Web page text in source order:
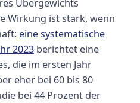
Übergewichts
Wirkung ist stark, wenn
eine systematische
2023 berichtet eine
die im ersten Jahr
eher bei 60 bis 80
bei 44 Prozent der